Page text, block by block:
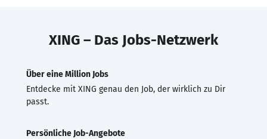
XING – Das Jobs-Netzwerk
Über eine Million Jobs
Entdecke mit XING genau den Job, der wirklich zu Dir
passt.
Persönliche Job-Angebote